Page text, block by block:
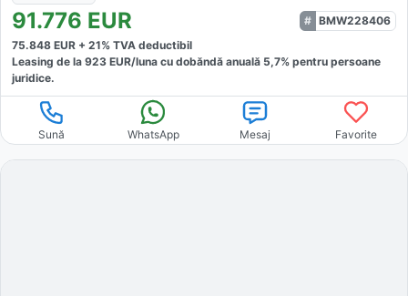
91.776 EUR
BMW228406
75.848 EUR + 21% TVA deductibil
Leasing de la 923 EUR/luna cu dobăndă anuală 5,7% pentru persoane
juridice.
Sună WhatsApp Mesaj Favorite